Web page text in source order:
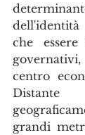
che
centro
grandi